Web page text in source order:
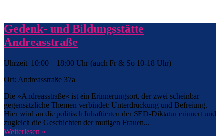
Gedenk- und Bildungsstätte
Andreasstraße
Uhrzeit: 10:00 – 18:00 Uhr (auch Fr & So 10-18 Uhr)
Ort: Andreasstraße 37a
Die »Andreasstraße« ist ein Erinnerungsort, der zwei scheinbar
gegensätzliche Themen verbindet: Unterdrückung und Befreiung.
Hier wird an die politisch Inhaftierten der SED-Diktatur erinnert und
zugleich die Geschichten der mutigen Frauen...
Weiterlesen »